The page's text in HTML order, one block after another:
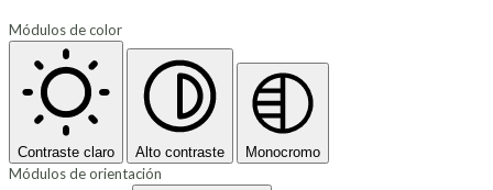
Módulos de color
Contraste claro Alto contraste Monocromo
Módulos de orientación